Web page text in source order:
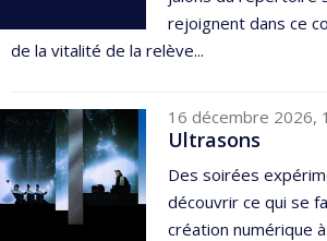
rejoignent dans ce
de la vitalité de la relève...
16 décembre 2026,
Ultrasons
Des soirées
découvrir ce qui se
création numérique